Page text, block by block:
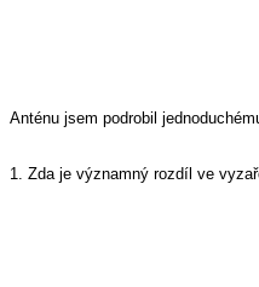
Anténu jsem podrobil
1. Zda je významný rozdíl ve